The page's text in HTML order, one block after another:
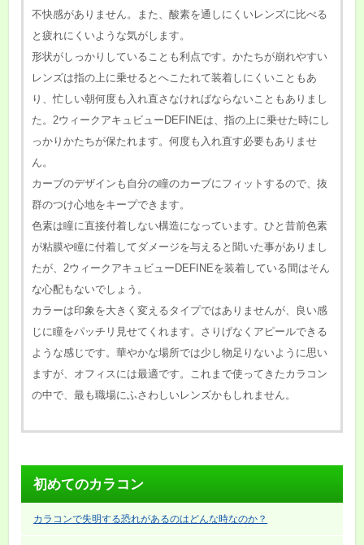
不快感がありません。また、酸素を通しにくいレンズに比べる
と疲れにくいような気がします。
形状がしっかりしていることも利点です。かたちが崩れやすい
レンズは指の上に乗せるとへこたれて装着しにくいこともあ
り、忙しい朝何度も入れ直さなければならないこともありまし
た。2ウィークアキュビューDEFINEは、指の上に乗せた時にし
っかりかたちが保たれます。何度も入れ直す必要もありませ
ん。
カーブのデザインも自分の瞳のカーブにフィットするので、抜
群のつけ心地をキープできます。
色素は瞳に直接付着しない構造になっています。ひと昔前色素
が粘膜や瞳に付着してダメージを与えると聞いた事がありまし
たが、2ウィークアキュビューDEFINEを装着している間はそん
な心配もないでしょう。
カラーは印象を大きく変えるタイプではありませんが、良い感
じに瞳をパッチリ見せてくれます。さりげなくアピールできる
ような感じです。華やかな場所では少し物足りないように思い
ますが、オフィスには最適です。これまで使ってきたカラコン
の中で、最も職場にふさわしいレンズかもしれません。
初めてのカラコン
カラコンで失明する恐れがあるのはどんな時なのか？